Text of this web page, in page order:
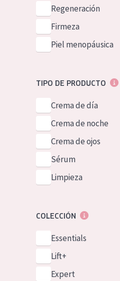
German
Spanish
Greek
Regeneración
Firmeza
Piel menopáusica
TIPO DE PRODUCTO
Crema de día
Crema de noche
Crema de ojos
Sérum
Limpieza
COLECCIÓN
Essentials
Lift+
Expert